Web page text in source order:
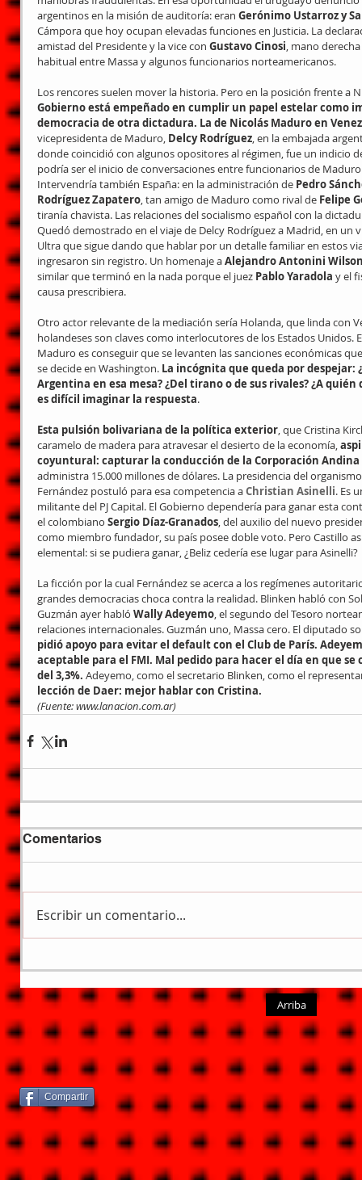
argentinos en la misión de auditoría: eran Gerónimo Ustarroz y
Cámpora que hoy ocupan elevadas funciones en Justicia. La
amistad del Presidente y la vice con Gustavo Cinosi, mano
habitual entre Massa y algunos funcionarios norteamericanos.
Los rencores suelen mover la historia. Pero en la posición frente a
Gobierno está empeñado en cumplir un papel estelar como
democracia de otra dictadura. La de Nicolás Maduro en
vicepresidenta de Maduro, Delcy Rodríguez, en la embajada
donde coincidió con algunos opositores al régimen, fue un indicio
podría ser el inicio de conversaciones entre funcionarios de
Intervendría también España: en la administración de Pedro
Rodríguez Zapatero, tan amigo de Maduro como rival de Felipe
tiranía chavista. Las relaciones del socialismo español con la
Quedó demostrado en el viaje de Delcy Rodríguez a Madrid, en un
Ultra que sigue dando que hablar por un detalle familiar en estos
ingresaron sin registro. Un homenaje a Alejandro Antonini
similar que terminó en la nada porque el juez Pablo Yaradola y el
causa prescribiera.
Otro actor relevante de la mediación sería Holanda, que linda con
holandeses son claves como interlocutores de los Estados Unidos.
Maduro es conseguir que se levanten las sanciones económicas
se decide en Washington. La incógnita que queda por despejar:
Argentina en esa mesa? ¿Del tirano o de sus rivales? ¿A
es difícil imaginar la respuesta.
Esta pulsión bolivariana de la política exterior, que Cristina
caramelo de madera para atravesar el desierto de la economía,
coyuntural: capturar la conducción de la Corporación Andina
administra 15.000 millones de dólares. La presidencia del
Fernández postuló para esa competencia a Christian Asinelli. Es
militante del PJ Capital. El Gobierno dependería para ganar esta
el colombiano Sergio Díaz-Granados, del auxilio del nuevo
como miembro fundador, su país posee doble voto. Pero Castillo
elemental: si se pudiera ganar, ¿Beliz cedería ese lugar para Asinelli?
La ficción por la cual Fernández se acerca a los regímenes
grandes democracias choca contra la realidad. Blinken habló con
Guzmán ayer habló Wally Adeyemo, el segundo del Tesoro
relaciones internacionales. Guzmán uno, Massa cero. El diputado
pidió apoyo para evitar el default con el Club de París.
aceptable para el FMI. Mal pedido para hacer el día en que
del 3,3%. Adeyemo, como el secretario Blinken, como el
lección de Daer: mejor hablar con Cristina.
(Fuente: www.lanacion.com.ar)
Comentarios
Escribir un comentario...
Arriba
Compartir